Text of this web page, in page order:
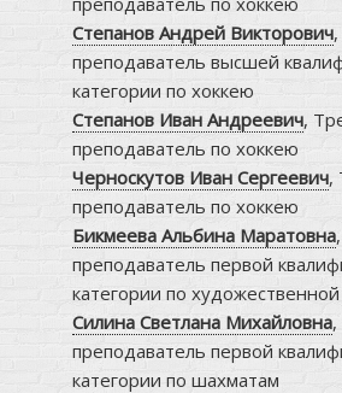
Степанов Андрей Викторович
преподаватель высшей
категории по хоккею
Степанов Иван Андреевич,
преподаватель по хоккею
Черноскутов Иван Сергеевич,
преподаватель по хоккею
Бикмеева Альбина Маратовна
преподаватель первой
категории по художественной
Силина Светлана Михайловна
преподаватель первой
категории по шахматам